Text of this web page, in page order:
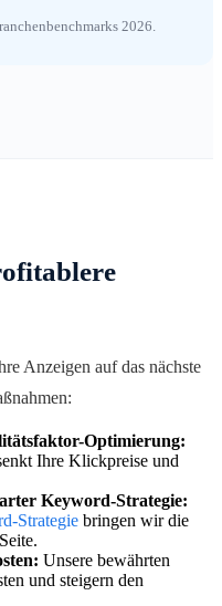
2026.
Anzeigen auf das nächste
Optimierung:
Ihre Klickpreise und
Keyword-Strategie:
Strategie bringen wir die
Unsere bewährten
und steigern den